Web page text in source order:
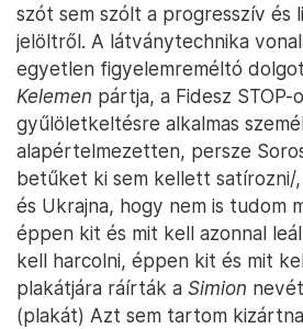
szót sem szólt a progresszív és
jelöltről. A látványtechnika
egyetlen figyelemreméltó
Kelemen pártja, a Fidesz STOP-
gyűlöletkeltésre alkalmas
alapértelmezetten, persze
betűket ki sem kellett satírozni/,
és Ukrajna, hogy nem is tudom
éppen kit és mit kell azonnal
kell harcolni, éppen kit és mit
plakátjára ráírták a Simion
(plakát) Azt sem tartom